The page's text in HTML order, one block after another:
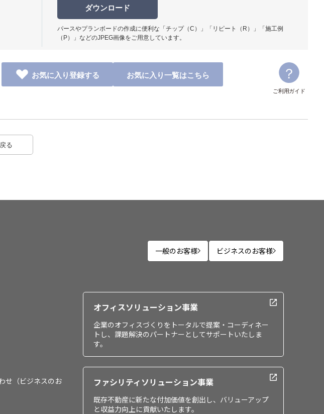
ダウンロード
パースやプランボードの作成に便利な「チップ（C）」「リピート（R）」「施工例
（P）」などのJPEG画像をご用意しています。
お気に入り一覧はこちら
る
一般のお客様 ビジネスのお客様
せ（ビジネスのお
オフィスソリューション事業
企業のオフィスづくりをトータルで提案・コーディネー
トし、課題解決のパートナーとしてサポートいたしま
す。
ファシリティソリューション事業
既存不動産に新たな付加価値を創出し、バリューアップ
と収益力向上に貢献いたします。